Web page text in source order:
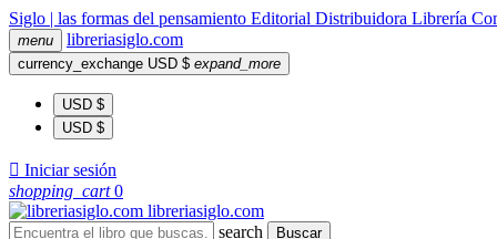
Siglo | las formas del pensamiento Editorial Distribuidora Librería
menu libreriasiglo.com
currency_exchange USD $ expand_more
USD $
USD $
 Iniciar sesión
shopping_cart 0
libreriasiglo.com
search
Buscar